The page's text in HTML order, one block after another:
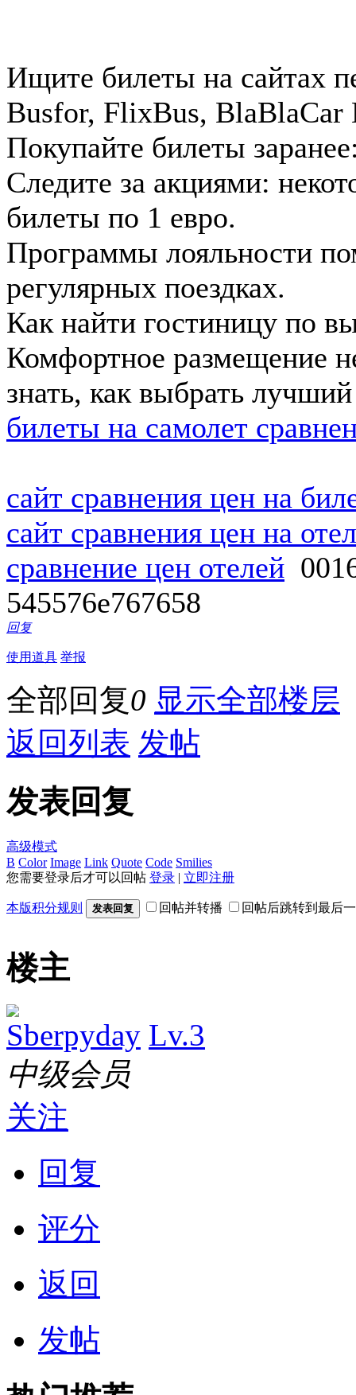
Ищите билеты на сайтах
Busfor, FlixBus, BlaBlaCar
Покупайте билеты
Следите за акциями:
билеты по 1 евро.
Программы лояльности
регулярных поездках.
Как найти гостиницу по
Комфортное размещение
знать, как выбрать
билеты на самолет
сайт сравнения цен на
сайт сравнения цен на
сравнение цен отелей
545576e767658
回复
使用道具 举报
全部回复0 显示全部楼层
返回列表 发帖
发表回复
高级模式
B Color Image Link Quote Code Smilies
您需要登录后才可以回帖 登录 | 立即注册
本版积分规则 发表回复 回帖并转播 回帖后跳转到最后
楼主
Sberpyday Lv.3
中级会员
关注
回复
评分
返回
发帖